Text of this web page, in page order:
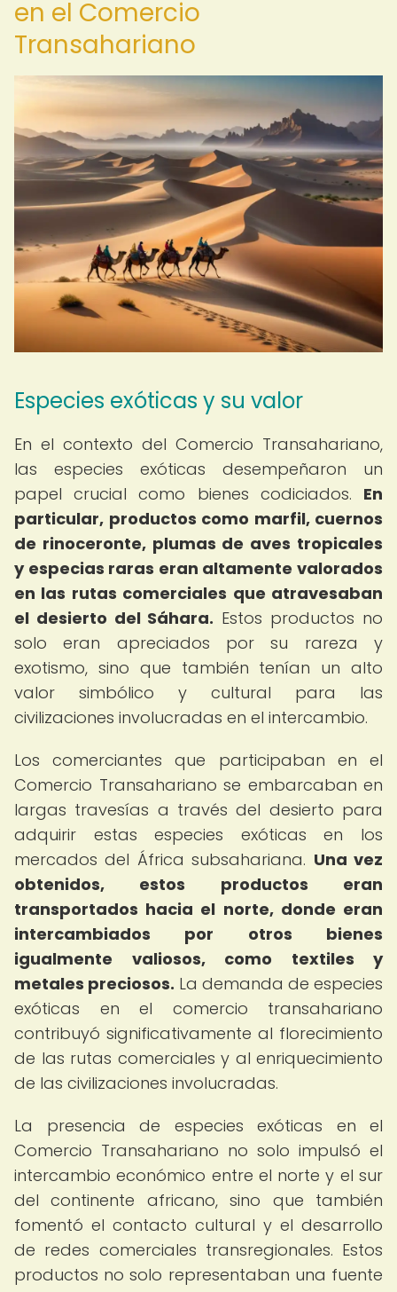
en el Comercio
Transahariano
Especies exóticas y su valor
En el contexto del Comercio Transahariano,
las especies exóticas desempeñaron un
papel crucial como bienes codiciados. En
particular, productos como marfil, cuernos
de rinoceronte, plumas de aves tropicales
y especias raras eran altamente valorados
en las rutas comerciales que atravesaban
el desierto del Sáhara. Estos productos no
solo eran apreciados por su rareza y
exotismo, sino que también tenían un alto
valor simbólico y cultural para las
civilizaciones involucradas en el intercambio.
Los comerciantes que participaban en el
Comercio Transahariano se embarcaban en
largas travesías a través del desierto para
adquirir estas especies exóticas en los
mercados del África subsahariana. Una vez
obtenidos, estos productos eran
transportados hacia el norte, donde eran
intercambiados por otros bienes
igualmente valiosos, como textiles y
metales preciosos. La demanda de especies
exóticas en el comercio transahariano
contribuyó significativamente al florecimiento
de las rutas comerciales y al enriquecimiento
de las civilizaciones involucradas.
La presencia de especies exóticas en el
Comercio Transahariano no solo impulsó el
intercambio económico entre el norte y el sur
del continente africano, sino que también
fomentó el contacto cultural y el desarrollo
de redes comerciales transregionales. Estos
productos no solo representaban una fuente